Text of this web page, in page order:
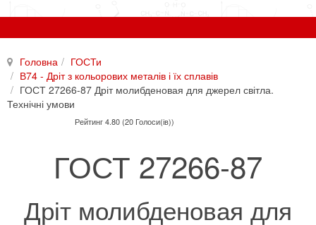
Головна
ГОСТи
В74 - Дріт з кольорових металів і їх сплавів
ГОСТ 27266-87 Дріт молибденовая для джерел світла.
Технічні умови
Рейтинг 4.80 (20 Голоси(ів))
ГОСТ 27266-87
Дріт молибденовая для